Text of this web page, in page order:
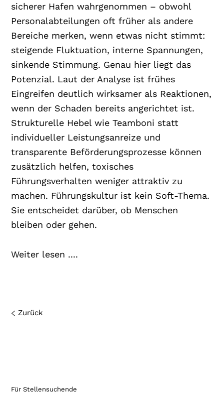
sicherer Hafen wahrgenommen – obwohl
Personalabteilungen oft früher als andere
Bereiche merken, wenn etwas nicht stimmt:
steigende Fluktuation, interne Spannungen,
sinkende Stimmung. Genau hier liegt das
Potenzial. Laut der Analyse ist frühes
Eingreifen deutlich wirksamer als Reaktionen,
wenn der Schaden bereits angerichtet ist.
Strukturelle Hebel wie Teamboni statt
individueller Leistungsanreize und
transparente Beförderungsprozesse können
zusätzlich helfen, toxisches
Führungsverhalten weniger attraktiv zu
machen. Führungskultur ist kein Soft-Thema.
Sie entscheidet darüber, ob Menschen
bleiben oder gehen.
Weiter lesen ....
Zurück
Für Stellensuchende